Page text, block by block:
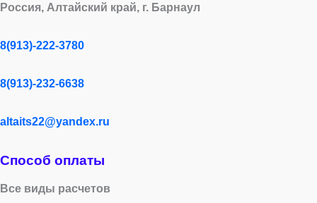
Россия, Алтайский край, г. Барнаул
8(913)-222-3780
8(913)-232-6638
altaits22@yandex.ru
Способ оплаты
Все виды расчетов